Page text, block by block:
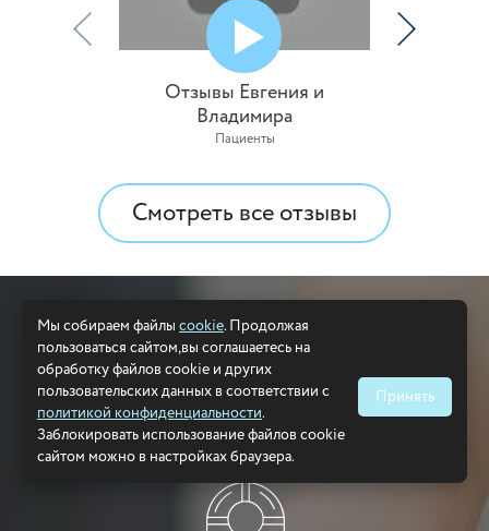
Отзывы Евгения и
Владимира
Пациенты
Смотреть все отзывы
После полного курса
реабилитации наши
пациенты:
Мы собираем файлы cookie. Продолжая
пользоваться сайтом,вы соглашаетесь на
обработку файлов cookie и других
пользовательских данных в соответствии с
политикой конфиденциальности.
Заблокировать использование файлов cookie
сайтом можно в настройках браузера.
Принять